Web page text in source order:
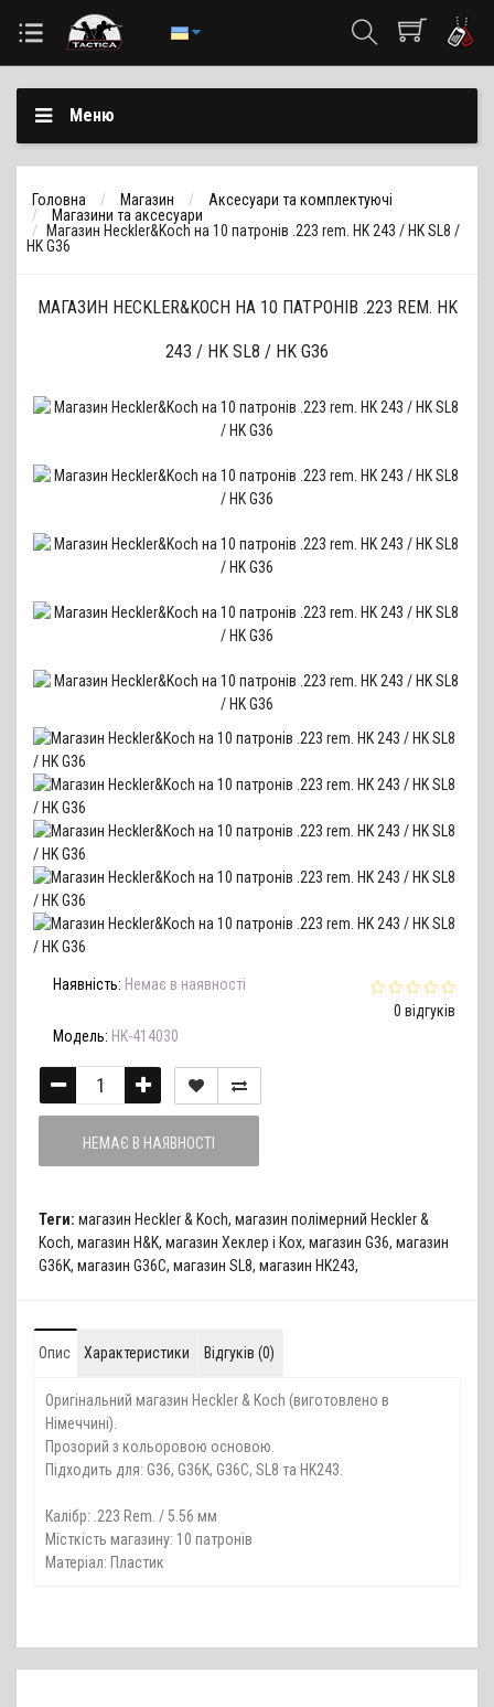
Меню
Головна Магазин
Аксесуари та комплектуючі
Магазини та аксесуари
Магазин Heckler&Koch на 10 патронів .223 rem. HK 243 / HK SL8 /
HK G36
МАГАЗИН HECKLER&KOCH НА 10 ПАТРОНІВ .223 REM. HK
243 / HK SL8 / HK G36
0 відгуків
Наявність: Немає в наявності
Модель: HK-414030
НЕМАЄ В НАЯВНОСТІ
Теги: магазин Heckler & Koch, магазин полімерний Heckler &
Koch, магазин H&K, магазин Хеклер і Кох, магазин G36, магазин
G36K, магазин G36C, магазин SL8, магазин HK243,
Опис Характеристики Відгуків (0)
Оригінальний магазин Heckler & Koch (виготовлено в
Німеччині).
Прозорий з кольоровою основою.
Підходить для: G36, G36K, G36C, SL8 та HK243.
Калібр: .223 Rem. / 5.56 мм
Місткість магазину: 10 патронів
Матеріал: Пластик